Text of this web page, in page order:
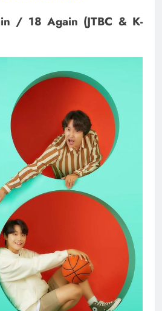
/ 18 Again (JTBC & K-